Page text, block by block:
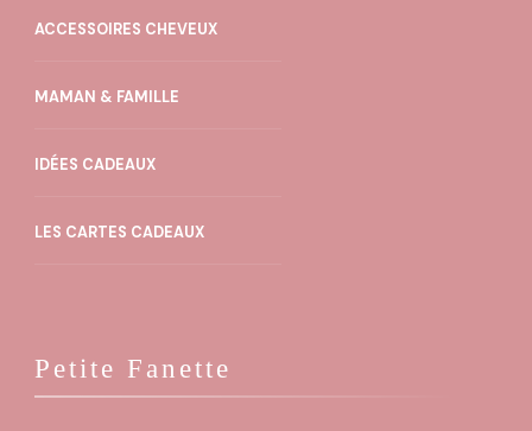
ACCESSOIRES CHEVEUX
MAMAN & FAMILLE
IDÉES CADEAUX
LES CARTES CADEAUX
Petite Fanette